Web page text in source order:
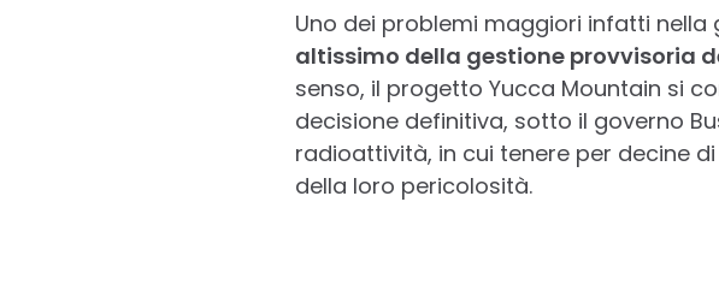
Uno dei problemi maggiori infatti nella
altissimo della gestione provvisoria
senso, il progetto Yucca Mountain si
decisione definitiva, sotto il governo
radioattività, in cui tenere per decine
della loro pericolosità.